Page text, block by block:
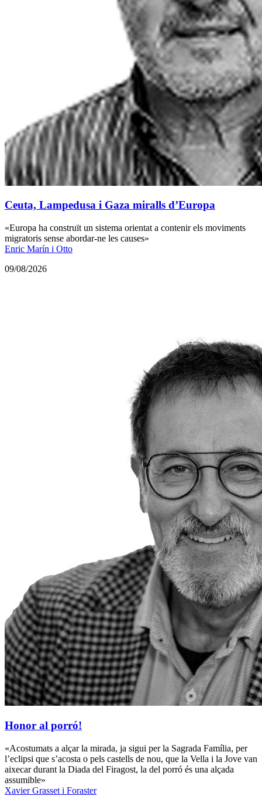
Ceuta, Lampedusa i Gaza miralls d’Europa
«Europa ha construït un sistema orientat a contenir els moviments
migratoris sense abordar-ne les causes»
Enric Marín i Otto
09/08/2026
Honor al porró!
«Acostumats a alçar la mirada, ja sigui per la Sagrada Família, per
l’eclipsi que s’acosta o pels castells de nou, que la Vella i la Jove van
aixecar durant la Diada del Firagost, la del porró és una alçada
assumible»
Xavier Grasset i Foraster